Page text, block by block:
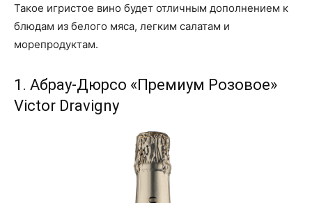
Такое игристое вино будет отличным дополнением к
блюдам из белого мяса, легким салатам и
морепродуктам.
1. Абрау-Дюрсо «Премиум Розовое»
Victor Dravigny